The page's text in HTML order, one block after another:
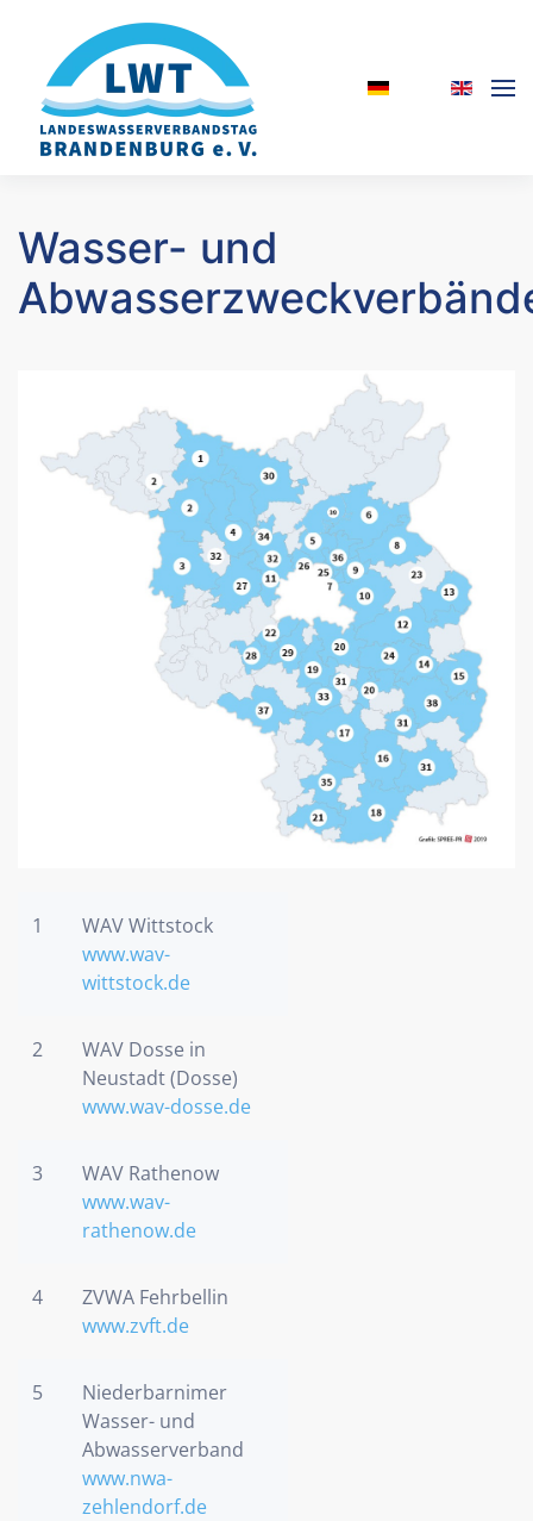
Skip to main content
Wasser- und
1
WAV Wittstock
www.wav-
wittstock.de
2
WAV Dosse in
Neustadt (Dosse)
www.wav-dosse.de
3
WAV Rathenow
www.wav-
rathenow.de
4
ZVWA Fehrbellin
www.zvft.de
5
Niederbarnimer
Wasser- und
Abwasserverband
www.nwa-
zehlendorf.de